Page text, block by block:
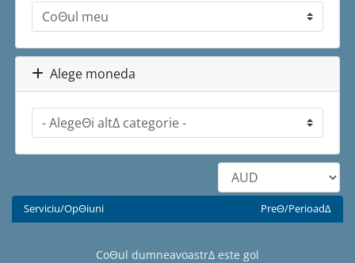
Alege moneda
Serviciu/OpΘiuni PreΘ/PerioadΔ
CoΘul dumneavoastrΔ este gol